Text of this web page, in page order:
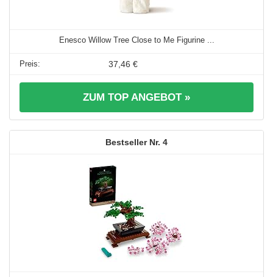
Enesco Willow Tree Close to Me Figurine ...
37,46 €
ZUM TOP ANGEBOT »
4